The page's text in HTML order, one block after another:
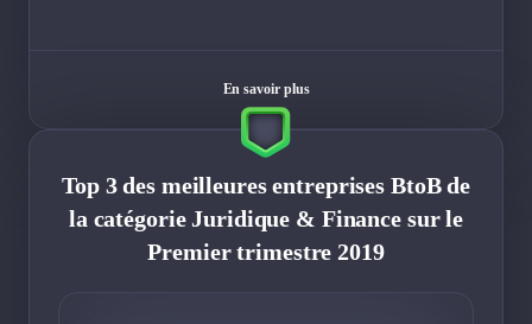
En savoir plus
Top 3 des meilleures entreprises BtoB de
la catégorie Juridique & Finance sur le
Premier trimestre 2019